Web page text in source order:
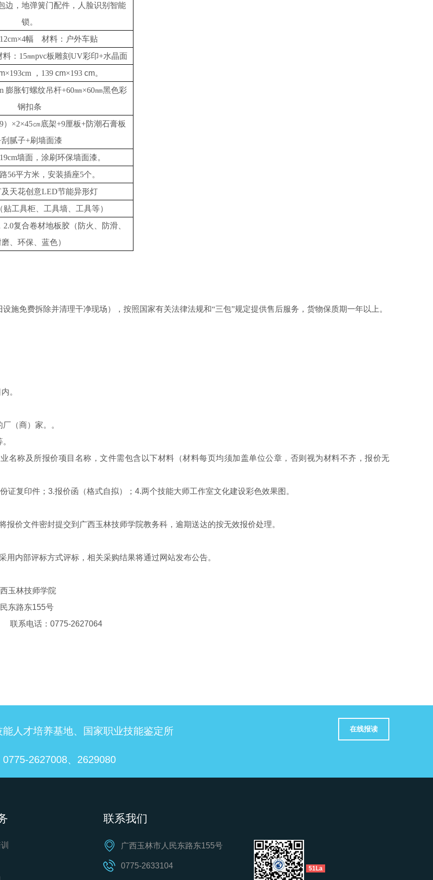
边，地弹簧门配件，人脸识别智能
锁。
幅 材料：户外车贴
料： 15㎜pvc板雕刻UV彩印+水晶面
×193cm ，139cm×193cm。
膨胀钉螺纹吊杆+60㎜×60㎜黑色彩
钢扣条
）×2×45㎝底架+9厘板+防潮石膏板
刮腻子+刷墙面漆
墙面，涂刷环保墙面漆。
56平方米，安装插座5个。
天花创意LED节能异形灯
贴工具柜、工具墙、工具等）
2.0复合卷材地板胶（防火、防滑、
、环保、蓝色）
施免费拆除并清理干净现场），按照国家有关法律法规和“三包”规定提供售后服务，货物保质期一年以上。
。
（商）家。
。
名称及所报价项目名称，文件需包含以下材料（材料每页均须加盖单位公章，否则视为材料不齐，报价无
证复印件 ； 3.报价函（格式自拟）； 4.两个技能大师工作室文化建设彩色效果图 。
报价文件密封提交到广西玉林技师学院教务科，逾期送达的按无效报价处理。
用内部评标方式评标，相关采购结果将通过网站发布公告。
玉林技师学院
东路东155号
联系电话： 0775-2627064
能人才培养基地、国家职业技能鉴定所
2627008、2629080
在线报读
联系我们
广西玉林市人民东路东155号
0775-2633104 51La